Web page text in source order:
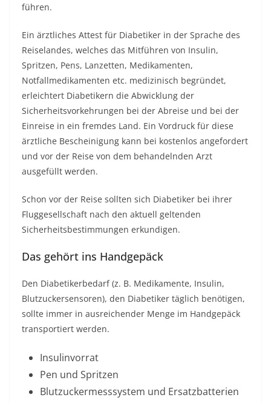
führen.
Ein ärztliches Attest für Diabetiker in der Sprache des
Reiselandes, welches das Mitführen von Insulin,
Spritzen, Pens, Lanzetten, Medikamenten,
Notfallmedikamenten etc. medizinisch begründet,
erleichtert Diabetikern die Abwicklung der
Sicherheitsvorkehrungen bei der Abreise und bei der
Einreise in ein fremdes Land. Ein Vordruck für diese
ärztliche Bescheinigung kann bei kostenlos angefordert
und vor der Reise von dem behandelnden Arzt
ausgefüllt werden.
Schon vor der Reise sollten sich Diabetiker bei ihrer
Fluggesellschaft nach den aktuell geltenden
Sicherheitsbestimmungen erkundigen.
Das gehört ins Handgepäck
Den Diabetikerbedarf (z. B. Medikamente, Insulin,
Blutzuckersensoren), den Diabetiker täglich benötigen,
sollte immer in ausreichender Menge im Handgepäck
transportiert werden.
Insulinvorrat
Pen und Spritzen
Blutzuckermesssystem und Ersatzbatterien